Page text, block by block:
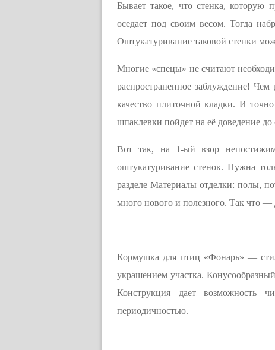
Бывает такое, что стенка, которую
оседает под своим весом. Тогда
Оштукатуривание таковой стенки
Многие «спецы» не считают
распространенное заблуждение!
качество плиточной кладки. И
шпаклевки пойдет на её доведение
Вот так, на 1-ый взор
оштукатуривание стенок. Нужна
разделе Материалы отделки: полы,
много нового и полезного. Так что —
Кормушка для птиц «Фонарь» —
украшением участка.
Конструкция дает возможность
периодичностью.